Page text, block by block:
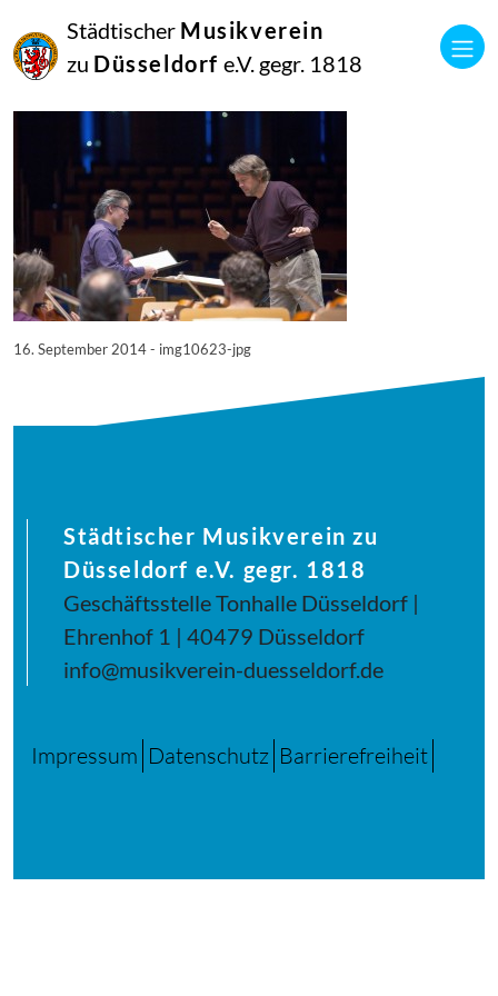
Städtischer Musikverein
zu Düsseldorf e.V. gegr. 1818
September
2014
Manfred Hill
16. September 2014 - img10623-jpg
Städtischer Musikverein zu
Düsseldorf e.V. gegr. 1818
Geschäftsstelle Tonhalle Düsseldorf |
Ehrenhof 1 | 40479 Düsseldorf
info@musikverein-duesseldorf.de
Impressum Datenschutz Barrierefreiheit